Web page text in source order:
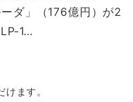
ダ」（176億円）が2
1…
ます。